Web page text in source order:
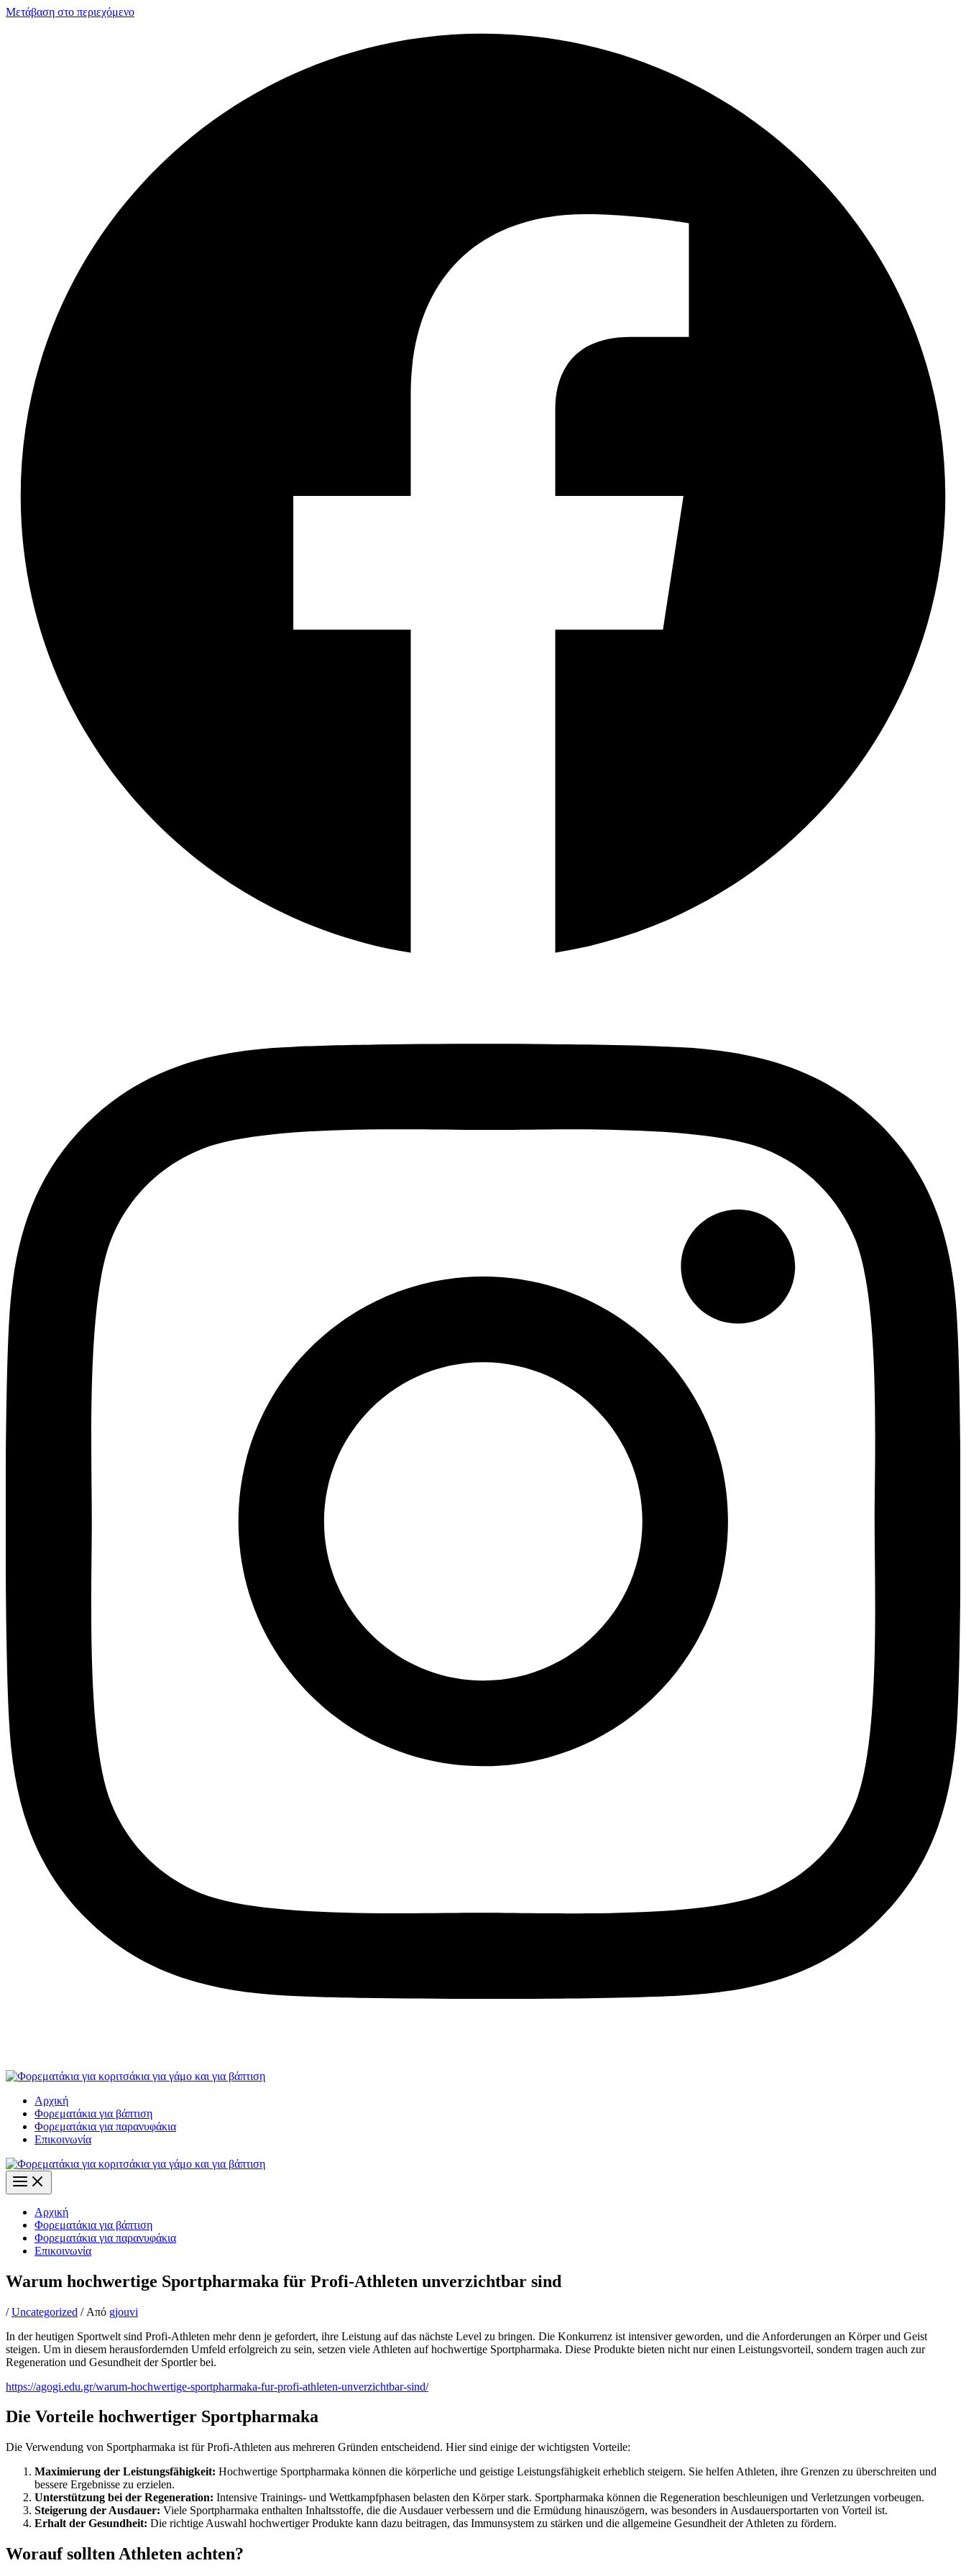
Μετάβαση στο περιεχόμενο
Αρχική
Φορεματάκια για βάπτιση
Φορεματάκια για παρανυφάκια
Επικοινωνία
Αρχική
Φορεματάκια για βάπτιση
Φορεματάκια για παρανυφάκια
Επικοινωνία
Warum hochwertige Sportpharmaka für Profi-Athleten unverzichtbar sind
/Uncategorized / Από gjouvi
In der heutigen Sportwelt sind Profi-Athleten mehr denn je gefordert, ihre Leistung auf das nächste Level zu bringen. Die Konkurrenz ist intensiver geworden, und die Anforderungen an Körper und Geist
steigen. Um in diesem herausfordernden Umfeld erfolgreich zu sein, setzen viele Athleten auf hochwertige Sportpharmaka. Diese Produkte bieten nicht nur einen Leistungsvorteil, sondern tragen auch zur
Regeneration und Gesundheit der Sportler bei.
https://agogi.edu.gr/warum-hochwertige-sportpharmaka-fur-profi-athleten-unverzichtbar-sind/
Die Vorteile hochwertiger Sportpharmaka
Die Verwendung von Sportpharmaka ist für Profi-Athleten aus mehreren Gründen entscheidend. Hier sind einige der wichtigsten Vorteile:
Maximierung der Leistungsfähigkeit: Hochwertige Sportpharmaka können die körperliche und geistige Leistungsfähigkeit erheblich steigern. Sie helfen Athleten, ihre Grenzen zu überschreiten und
bessere Ergebnisse zu erzielen.
Unterstützung bei der Regeneration: Intensive Trainings- und Wettkampfphasen belasten den Körper stark. Sportpharmaka können die Regeneration beschleunigen und Verletzungen vorbeugen.
Steigerung der Ausdauer: Viele Sportpharmaka enthalten Inhaltsstoffe, die die Ausdauer verbessern und die Ermüdung hinauszögern, was besonders in Ausdauersportarten von Vorteil ist.
Erhalt der Gesundheit: Die richtige Auswahl hochwertiger Produkte kann dazu beitragen, das Immunsystem zu stärken und die allgemeine Gesundheit der Athleten zu fördern.
Worauf sollten Athleten achten?